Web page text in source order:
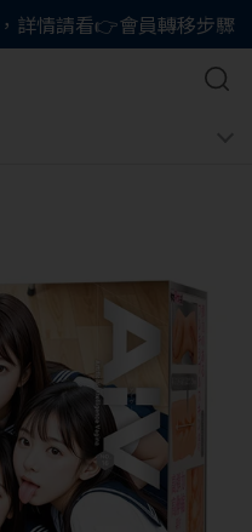
詳情請看👉會員轉移步驟